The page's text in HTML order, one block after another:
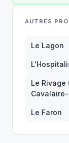
AUTRES
Le Lagon
Le Rivage
Le Faron